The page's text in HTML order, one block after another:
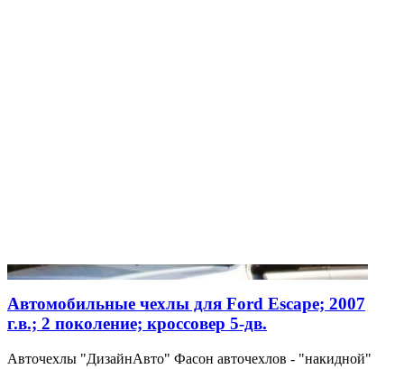
Автомобильные чехлы для Ford Escape; 2007
г.в.; 2 поколение; кроссовер 5-дв.
Авточехлы "ДизайнАвто" Фасон авточехлов - "накидной"